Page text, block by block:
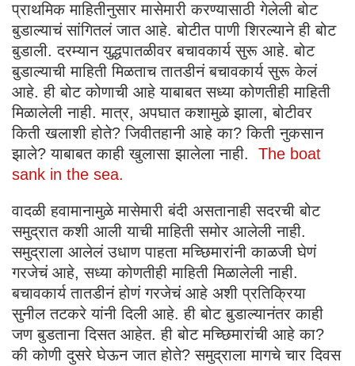
प्राथमिक माहितीनुसार मासेमारी करण्यासाठी गेलेली बोट
बुडाल्याचं सांगितलं जात आहे. बोटीत पाणी शिरल्याने ही बोट
बुडाली. दरम्यान युद्धपातळीवर बचावकार्य सुरू आहे. बोट
बुडाल्याची माहिती मिळताच तातडीनं बचावकार्य सुरू केलं
आहे. ही बोट कोणाची आहे याबाबत सध्या कोणतीही माहिती
मिळालेली नाही. मात्र, अपघात कशामुळे झाला, बोटीवर
किती खलाशी होते? जिवीतहानी आहे का? किती नुकसान
झाले? याबाबत काही खुलासा झालेला नाही. The boat
sank in the sea.
वादळी हवामानामुळे मासेमारी बंदी असतानाही सदरची बोट
समुद्रात कशी आली याची माहिती समोर आलेली नाही.
समुद्राला आलेलं उधाण पाहता मच्छिमारांनी काळजी घेणं
गरजेचं आहे, सध्या कोणतीही माहिती मिळालेली नाही.
बचावकार्य तातडीनं होणं गरजेचं आहे अशी प्रतिक्रिया
सुनील तटकरे यांनी दिली आहे. ही बोट बुडाल्यानंतर काही
जण बुडताना दिसत आहेत. ही बोट मच्छिमारांची आहे का?
की कोणी दुसरे घेऊन जात होते? समुद्राला मागचे चार दिवस